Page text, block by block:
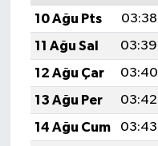
10 Ağu Pts
03:38
11 Ağu Sal
03:39
12 Ağu Çar
03:40
13 Ağu Per
03:42
14 Ağu Cum
03:43